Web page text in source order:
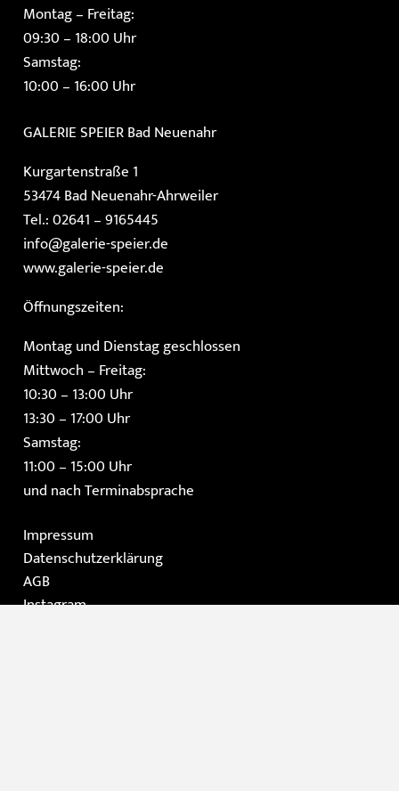
Montag – Freitag:
09:30 – 18:00 Uhr
Samstag:
10:00 – 16:00 Uhr
GALERIE SPEIERBad Neuenahr
Kurgartenstraße 1
53474 Bad Neuenahr-Ahrweiler
Tel.: 02641 – 9165445
info@galerie-speier.de
www.galerie-speier.de
Öffnungszeiten:
Montag und Dienstag geschlossen
Mittwoch – Freitag:
10:30 – 13:00 Uhr
13:30 – 17:00 Uhr
Samstag:
11:00 – 15:00 Uhr
und nach Terminabsprache
Impressum
Datenschutzerklärung
AGB
Instagram